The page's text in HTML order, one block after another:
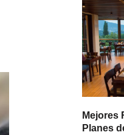
Mejores
Planes